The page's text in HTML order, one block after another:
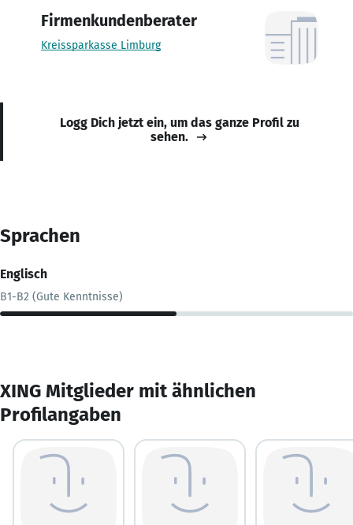
Firmenkundenberater
Kreissparkasse Limburg
Logg Dich jetzt ein, um das ganze Profil zu
sehen.
Sprachen
Englisch
B1-B2 (Gute Kenntnisse)
XING Mitglieder mit ähnlichen
Profilangaben